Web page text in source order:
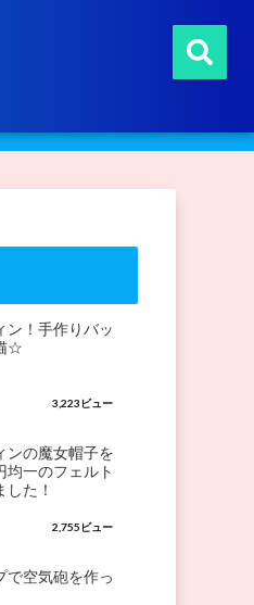
ン！手作りバッ
☆
3,223ビュー
ンの魔女帽子を
均一のフェルト
した！
2,755ビュー
で空気砲を作っ